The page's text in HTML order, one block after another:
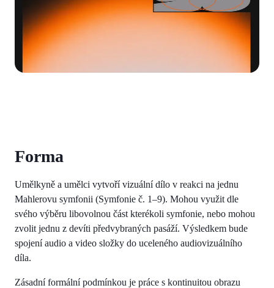
Forma
Umělkyně a umělci vytvoří vizuální dílo v reakci na jednu
Mahlerovu symfonii (Symfonie č. 1–9). Mohou využit dle
svého výběru libovolnou část kterékoli symfonie, nebo mohou
zvolit jednu z devíti předvybraných pasáží. Výsledkem bude
spojení audio a video složky do uceleného audiovizuálního
díla.
Zásadní formální podmínkou je práce s kontinuitou obrazu